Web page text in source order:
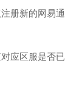
册新的网易通
应区服是否已